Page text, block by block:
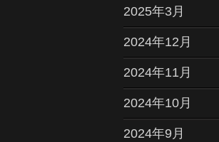
2025年3月
2024年12月
2024年11月
2024年10月
2024年9月